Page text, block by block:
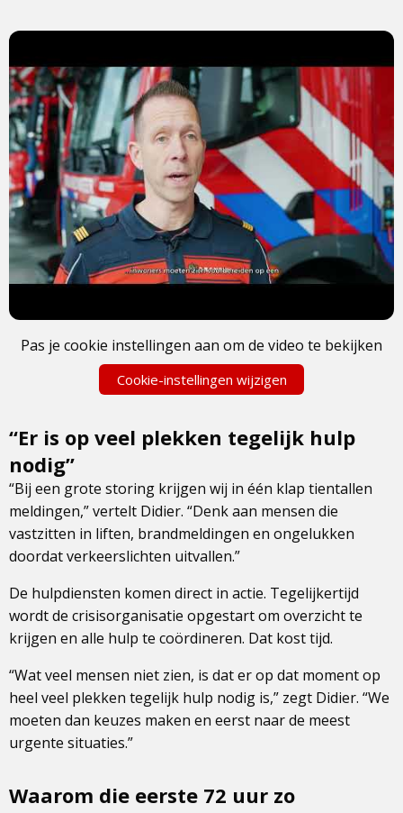
Pas je cookie instellingen aan om de video te bekijken
Cookie-instellingen wijzigen
“Er is op veel plekken tegelijk hulp
nodig”
“Bij een grote storing krijgen wij in één klap tientallen
meldingen,” vertelt Didier. “Denk aan mensen die
vastzitten in liften, brandmeldingen en ongelukken
doordat verkeerslichten uitvallen.”
De hulpdiensten komen direct in actie. Tegelijkertijd
wordt de crisisorganisatie opgestart om overzicht te
krijgen en alle hulp te coördineren. Dat kost tijd.
“Wat veel mensen niet zien, is dat er op dat moment op
heel veel plekken tegelijk hulp nodig is,” zegt Didier. “We
moeten dan keuzes maken en eerst naar de meest
urgente situaties.”
Waarom die eerste 72 uur zo